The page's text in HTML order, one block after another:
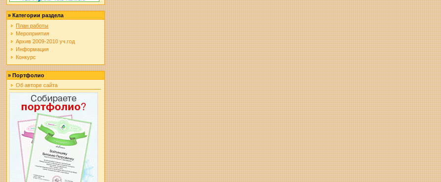
»Категории раздела
План работы
Мероприятия
Архив 2009-2010 уч.год
Информация
Конкурс
»Портфолио
Об авторе сайта